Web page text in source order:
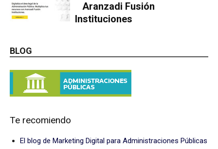
Aranzadi Fusión
Instituciones
BLOG
Te recomiendo
El blog de Marketing Digital para Administraciones Públicas